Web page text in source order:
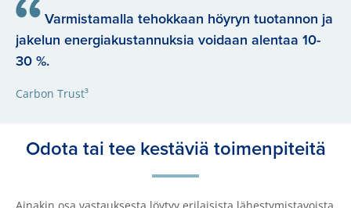
Varmistamalla tehokkaan höyryn tuotannon ja
jakelun energiakustannuksia voidaan alentaa 10-
30 %.
Carbon Trust³
Odota tai tee kestäviä toimenpiteitä